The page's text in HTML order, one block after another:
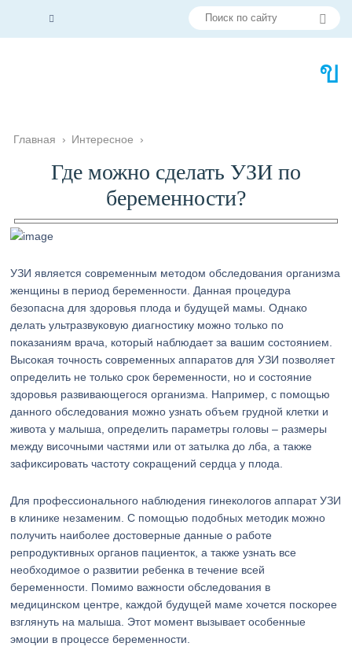
Главная › Интересное ›
Где можно сделать УЗИ по
беременности?
УЗИ является современным методом обследования организма
женщины в период беременности. Данная процедура
безопасна для здоровья плода и будущей мамы. Однако
делать ультразвуковую диагностику можно только по
показаниям врача, который наблюдает за вашим состоянием.
Высокая точность современных аппаратов для УЗИ позволяет
определить не только срок беременности, но и состояние
здоровья развивающегося организма. Например, с помощью
данного обследования можно узнать объем грудной клетки и
живота у малыша, определить параметры головы – размеры
между височными частями или от затылка до лба, а также
зафиксировать частоту сокращений сердца у плода.
Для профессионального наблюдения гинекологов аппарат УЗИ
в клинике незаменим. С помощью подобных методик можно
получить наиболее достоверные данные о работе
репродуктивных органов пациенток, а также узнать все
необходимое о развитии ребенка в течение всей
беременности. Помимо важности обследования в
медицинском центре, каждой будущей маме хочется поскорее
взглянуть на малыша. Этот момент вызывает особенные
эмоции в процессе беременности.